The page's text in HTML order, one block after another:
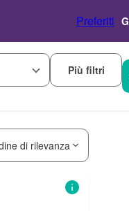
Preferiti
Più filtri
di rilevanza